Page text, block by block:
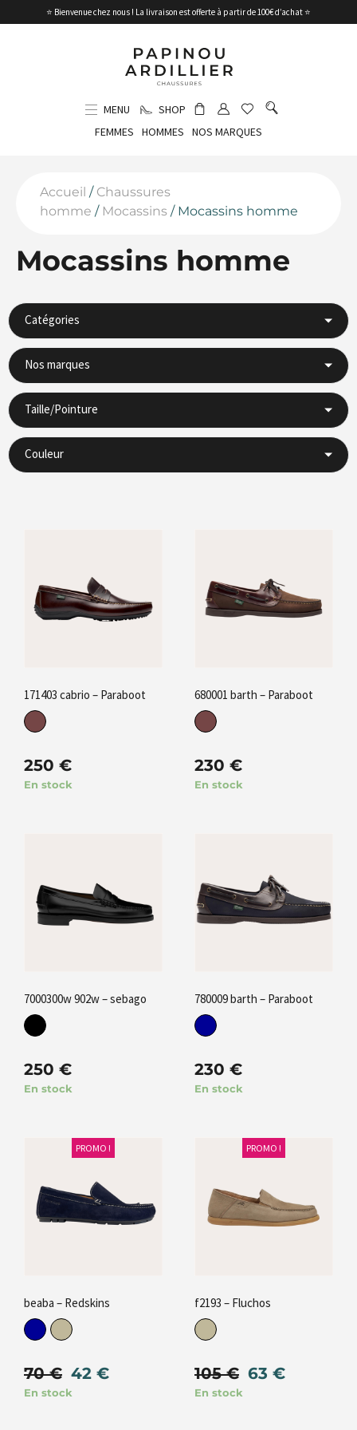
⭐ Bienvenue chez nous ! La livraison est offerte à partir de 100€ d’achat ⭐
MENU
SHOP
FEMMES
HOMMES NOS MARQUES
Accueil / Chaussures
homme / Mocassins / Mocassins homme
Mocassins homme
Catégories
Nos marques
Taille/Pointure
Couleur
171403 cabrio – Paraboot
250 €
En stock
680001 barth – Paraboot
230 €
En stock
7000300w 902w – sebago
250 €
En stock
780009 barth – Paraboot
230 €
En stock
PROMO !
beaba – Redskins
70€ 42 €
En stock
PROMO !
f2193 – Fluchos
105€ 63 €
En stock